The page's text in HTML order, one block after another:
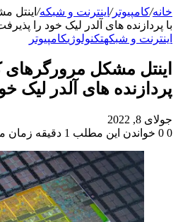
خانه/کامپیوتر/ اینترنت و شبکه/ اینتل
با پردازنده های آلدر لیک خود را
اینترنت و شبکهتکنولوژیکامپیوتر
اینتل مشکل مرورگرهای
پردازنده های آلدر لیک
جولای 8, 2022
0
خواندن این مطلب 1 دقیقه زمان میبرد